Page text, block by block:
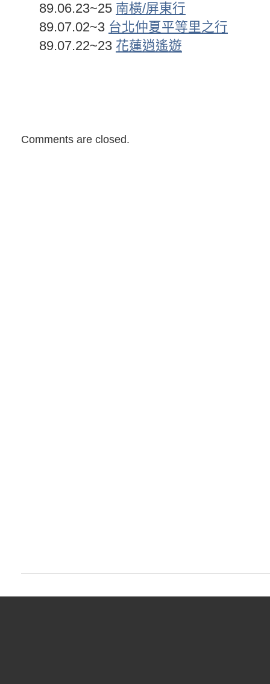
89.06.23~25 南橫/屏東行
89.07.02~3 台北仲夏平等里之行
89.07.22~23 花蓮逍遙遊
Comments are closed.